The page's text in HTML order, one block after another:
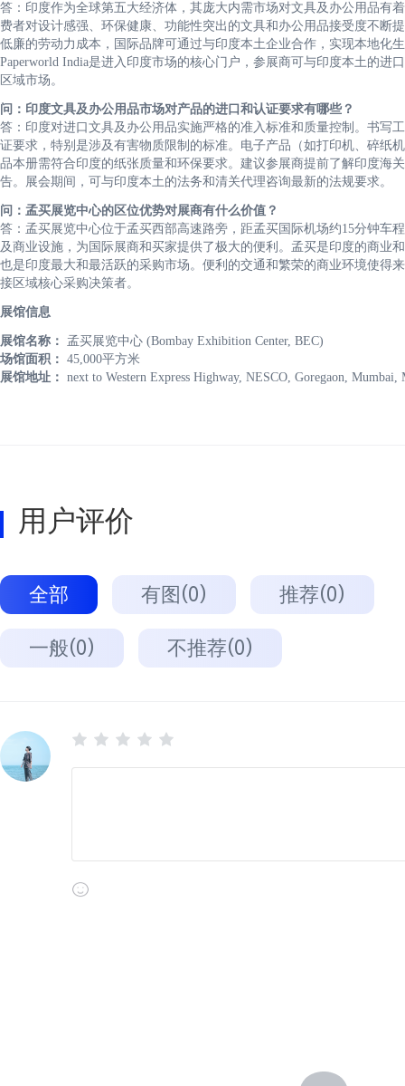
答：印度作为全球第五大经济体，其庞大内需市场对文具及办公用品有
费者对设计感强、环保健康、功能性突出的文具和办公用品接受度不断
低廉的劳动力成本，国际品牌可通过与印度本土企业合作，实现本地化
Paperworld India是进入印度市场的核心门户，参展商可与印度本土的
区域市场。
问：印度文具及办公用品市场对产品的进口和认证要求有哪些？
答：印度对进口文具及办公用品实施严格的准入标准和质量控制。书写
证要求，特别是涉及有害物质限制的标准。电子产品（如打印机、碎纸
品本册需符合印度的纸张质量和环保要求。建议参展商提前了解印度海
告。展会期间，可与印度本土的法务和清关代理咨询最新的法规要求。
问：孟买展览中心的区位优势对展商有什么价值？
答：孟买展览中心位于孟买西部高速路旁，距孟买国际机场约15分钟车
及商业设施，为国际展商和买家提供了极大的便利。孟买是印度的商业
也是印度最大和最活跃的采购市场。便利的交通和繁荣的商业环境使得
接区域核心采购决策者。
展馆信息
展馆名称：
孟买展览中心 (Bombay Exhibition Center, BEC)
场馆面积： 45,000平方米
展馆地址： next to Western Express Highway, NESCO, Goregaon, Mumbai,
用户评价
全部 有图(0) 推荐(0)
一般(0) 不推荐(0)